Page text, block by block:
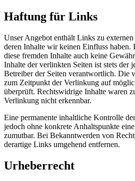
Haftung für Links
Unser Angebot enthält Links zu
deren Inhalte wir keinen Einfluss
diese fremden Inhalte auch keine
Inhalte der verlinkten Seiten ist stets der
Betreiber der Seiten verantwortlich. Die
zum Zeitpunkt der Verlinkung auf
überprüft. Rechtswidrige Inhalte waren
Verlinkung nicht erkennbar.
Eine permanente inhaltliche Kontrolle
jedoch ohne konkrete Anhaltspunkte
zumutbar. Bei Bekanntwerden von
derartige Links umgehend entfernen.
Urheberrecht